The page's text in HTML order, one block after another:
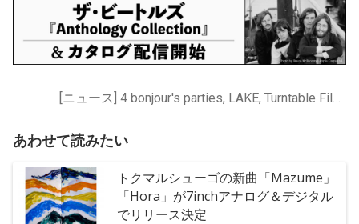
[ニュース] 4 bonjour's parties, LAKE, Turntable Films, トクマルシューゴ
あわせて読みたい
トクマルシューゴの新曲「Mazume」
「Hora」が7inchアナログ＆デジタル
でリリース決定